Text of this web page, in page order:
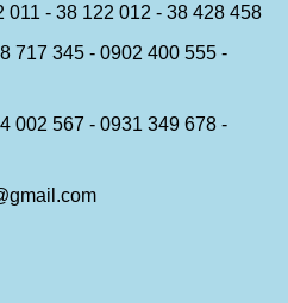
011 - 38 122 012 - 38 428 458
717 345 - 0902 400 555 -
002 567 - 0931 349 678 -